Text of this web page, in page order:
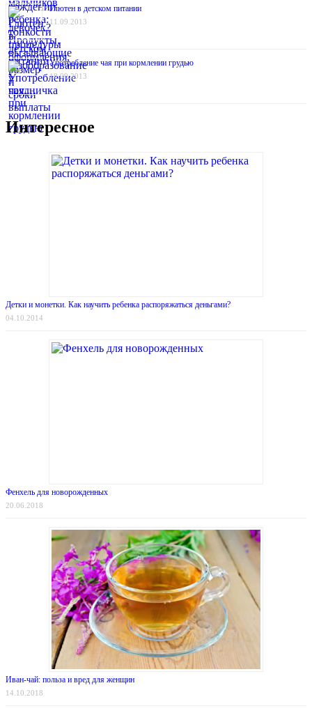
Глютен в детском питании
11.09.2013
Употребление чая при кормлении грудью
18.09.2013
Интересное
Детки и монетки. Как научить ребенка распоряжаться деньгами?
04.10.2014
Фенхель для новорожденных
20.06.2018
Иван-чай: польза и вред для женщин
14.10.2018